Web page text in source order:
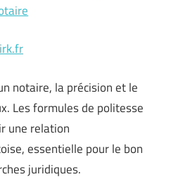
notaire, la précision et le
Les formules de politesse
une relation
essentielle pour le bon
juridiques.